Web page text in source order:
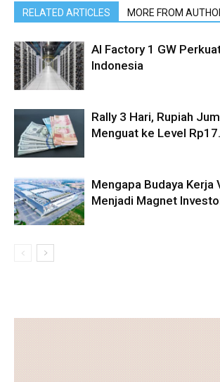
RELATED ARTICLES MORE FROM
AI Factory 1 GW
Indonesia
Rally 3 Hari, Rupiah
Menguat ke Level
Mengapa Budaya Kerja
Menjadi Magnet